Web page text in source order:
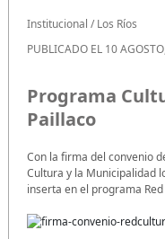
Institucional /Los Ríos
PUBLICADO EL 10
Programa
Paillaco
Con la firma del convenio
Cultura y la Municipalidad
inserta en el programa